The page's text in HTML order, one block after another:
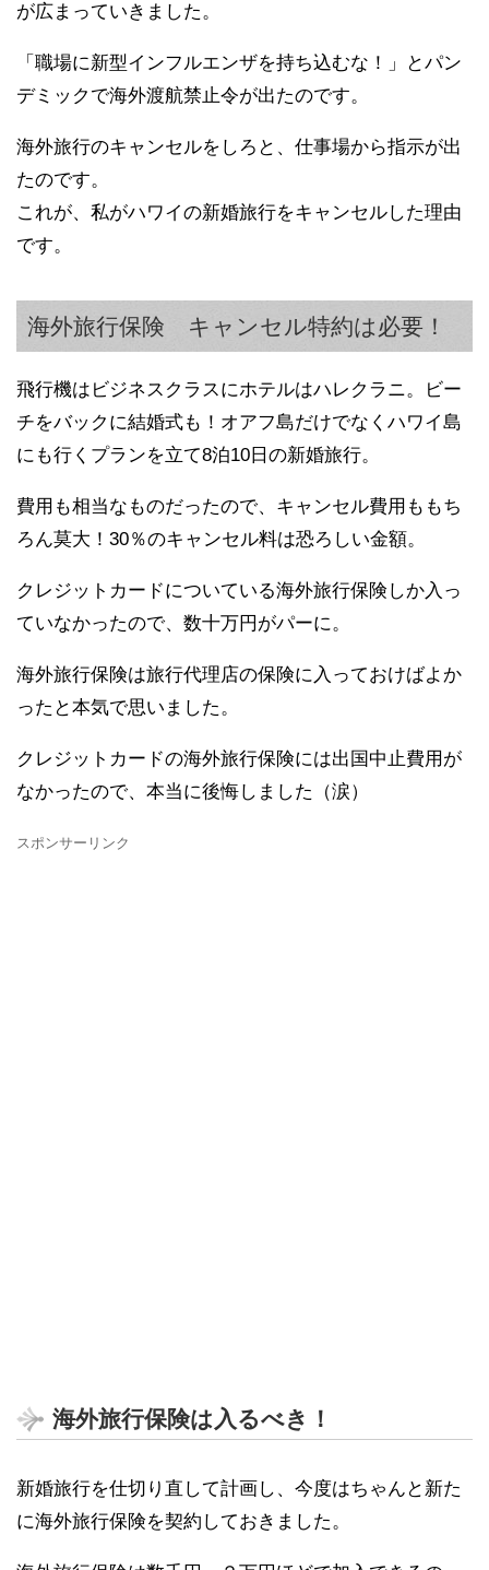
が広まっていきました。
「職場に新型インフルエンザを持ち込むな！」とパン
デミックで海外渡航禁止令が出たのです。
海外旅行のキャンセルをしろと、仕事場から指示が出
たのです。
これが、私がハワイの新婚旅行をキャンセルした理由
です。
海外旅行保険 キャンセル特約は必要！
飛行機はビジネスクラスにホテルはハレクラニ。ビー
チをバックに結婚式も！オアフ島だけでなくハワイ島
にも行くプランを立て8泊10日の新婚旅行。
費用も相当なものだったので、キャンセル費用ももち
ろん莫大！30％のキャンセル料は恐ろしい金額。
クレジットカードについている海外旅行保険しか入っ
ていなかったので、数十万円がパーに。
海外旅行保険は旅行代理店の保険に入っておけばよか
ったと本気で思いました。
クレジットカードの海外旅行保険には出国中止費用が
なかったので、本当に後悔しました（涙）
スポンサーリンク
海外旅行保険は入るべき！
新婚旅行を仕切り直して計画し、今度はちゃんと新た
に海外旅行保険を契約しておきました。